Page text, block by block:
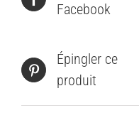
Facebook
Épingler ce
produit